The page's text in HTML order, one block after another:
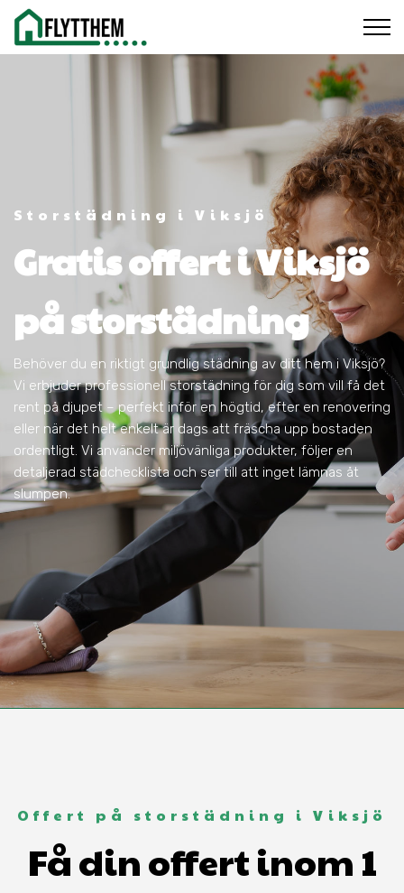
Storstädning i Viksjö
Gratis offert i Viksjö
på storstädning
Behöver du en riktigt grundlig städning av ditt hem i Viksjö?
Vi erbjuder professionell storstädning för dig som vill få det
rent på djupet – perfekt inför en högtid, efter en renovering
eller när det helt enkelt är dags att fräscha upp bostaden
ordentligt. Vi använder miljövänliga produkter, följer en
detaljerad städchecklista och ser till att inget lämnas åt
slumpen.
Offert på storstädning i Viksjö
Få din offert inom 1